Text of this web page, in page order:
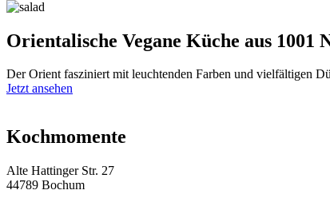
Orientalische Vegane Küche aus 1001
Der Orient fasziniert mit leuchtenden Farben und vielfältigen
Jetzt ansehen
Kochmomente
Alte Hattinger Str. 27
44789 Bochum